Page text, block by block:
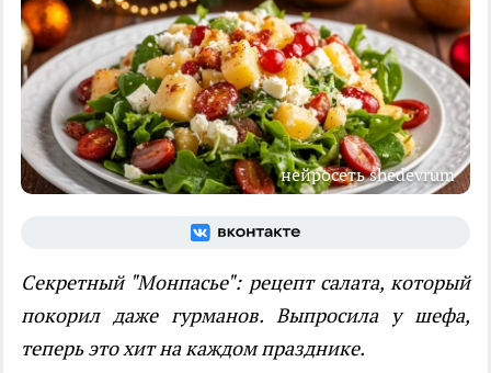
нейросеть shedevrum
Секретный "Монпасье": рецепт салата, который
покорил даже гурманов. Выпросила у шефа,
теперь это хит на каждом празднике.